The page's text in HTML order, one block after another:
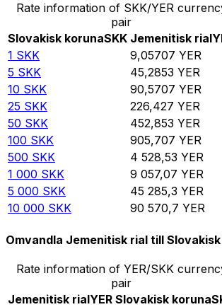
Rate information of SKK/YER
pair
Slovakisk korunaSKK Jemenitisk rial
1 SKK 9,05707 YER
5 SKK 45,2853 YER
10 SKK 90,5707 YER
25 SKK 226,427 YER
50 SKK 452,853 YER
100 SKK 905,707 YER
500 SKK 4 528,53 YER
1 000 SKK 9 057,07 YER
5 000 SKK 45 285,3 YER
10 000 SKK 90 570,7 YER
Omvandla Jemenitisk rial till
Rate information of YER/SKK
pair
Jemenitisk rialYER Slovakisk koruna